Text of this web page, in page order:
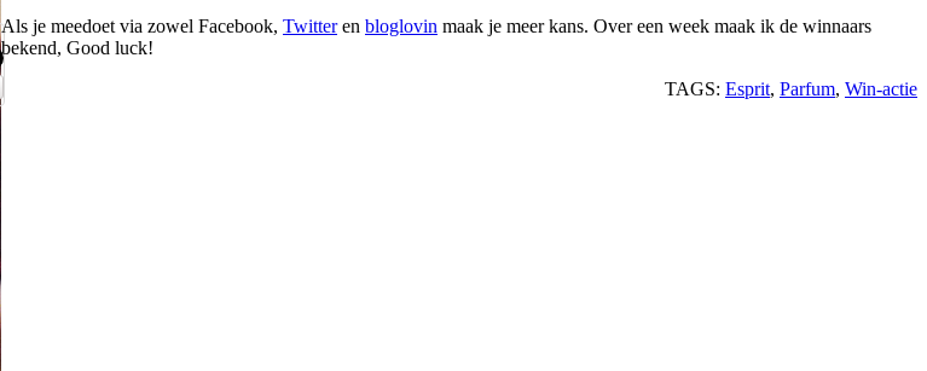
Als je meedoet via zowel Facebook, Twitteren bloglovin maak je meer kans. Over een week maak ik de winnaars
bekend, Good luck!
TAGS: Esprit, Parfum, Win-actie